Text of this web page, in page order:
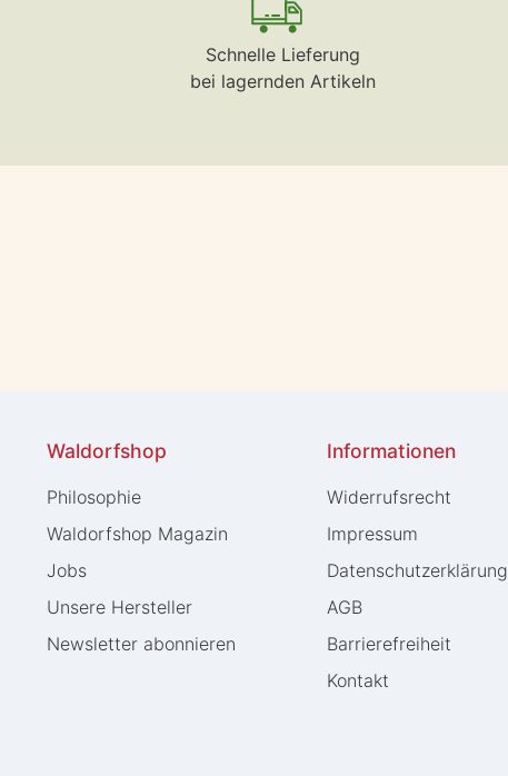
Schnelle Lieferung
bei lagernden Artikeln
Waldorfshop
Philosophie
Waldorfshop Magazin
Jobs
Unsere Hersteller
Newsletter abonnieren
Informationen
Widerrufs­recht
Impressum
Daten­schutz­erklärung
AGB
Barrierefreiheit
Kontakt